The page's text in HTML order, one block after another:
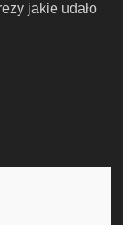
jakie udało